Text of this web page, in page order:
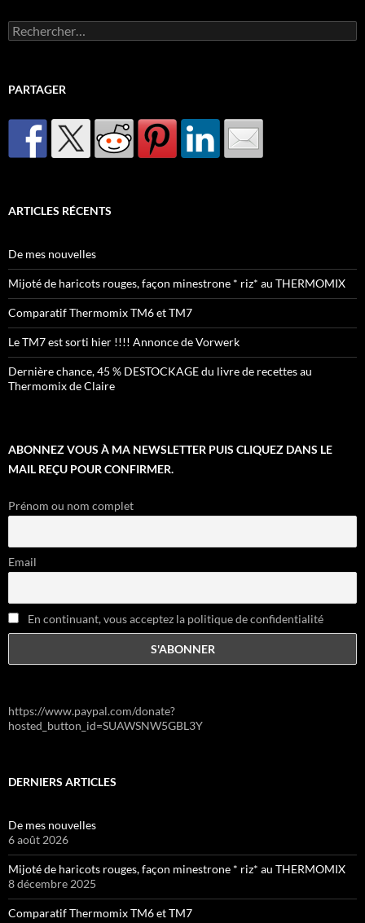
Rechercher :
PARTAGER
ARTICLES RÉCENTS
De mes nouvelles
Mijoté de haricots rouges, façon minestrone * riz* au THERMOMIX
Comparatif Thermomix TM6 et TM7
Le TM7 est sorti hier !!!! Annonce de Vorwerk
Dernière chance, 45 % DESTOCKAGE du livre de recettes au
Thermomix de Claire
ABONNEZ VOUS À MA NEWSLETTER PUIS CLIQUEZ DANS LE
MAIL REÇU POUR CONFIRMER.
Prénom ou nom complet
Email
En continuant, vous acceptez la politique de confidentialité
https://www.paypal.com/donate?
hosted_button_id=SUAWSNW5GBL3Y
DERNIERS ARTICLES
De mes nouvelles
6 août 2026
Mijoté de haricots rouges, façon minestrone * riz* au THERMOMIX
8 décembre 2025
Comparatif Thermomix TM6 et TM7